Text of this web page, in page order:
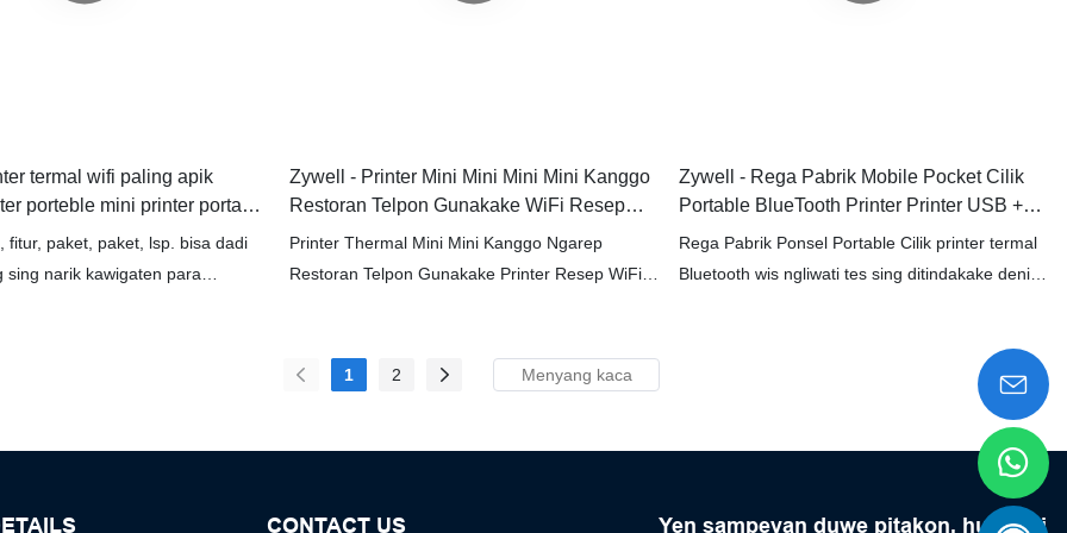
termal wifi paling apik
porteble mini printer portabel
fitur, paket, paket, lsp. bisa dadi
sing narik kawigaten para
Zywell - Printer Mini Mini Mini Mini Kanggo
Restoran Telpon Gunakake WiFi Resep
Printer USB + WiFi
Printer Thermal Mini Mini Kanggo Ngarep
Restoran Telpon Gunakake Printer Resep WiFi
ana ing pasar, dheweke wis seneng banget lan
digoleki dening mayoritas pelanggan
Zywell - Rega Pabrik Mobile Pocket Cilik
Portable BlueTooth Printer Printer USB +
RS232 + BT
Rega Pabrik Ponsel Portable Cilik printer termal
Bluetooth wis ngliwati tes sing ditindakake dening
mentah sing dipercaya, printer mini, printer
termal, Printer label, printer seluler wis stabil. Wis
akeh kaluwihan sing anyar lan mandhiri, nggawe
1 2
CONTACT US Yen sampeyan duwe pitakon, hubungi